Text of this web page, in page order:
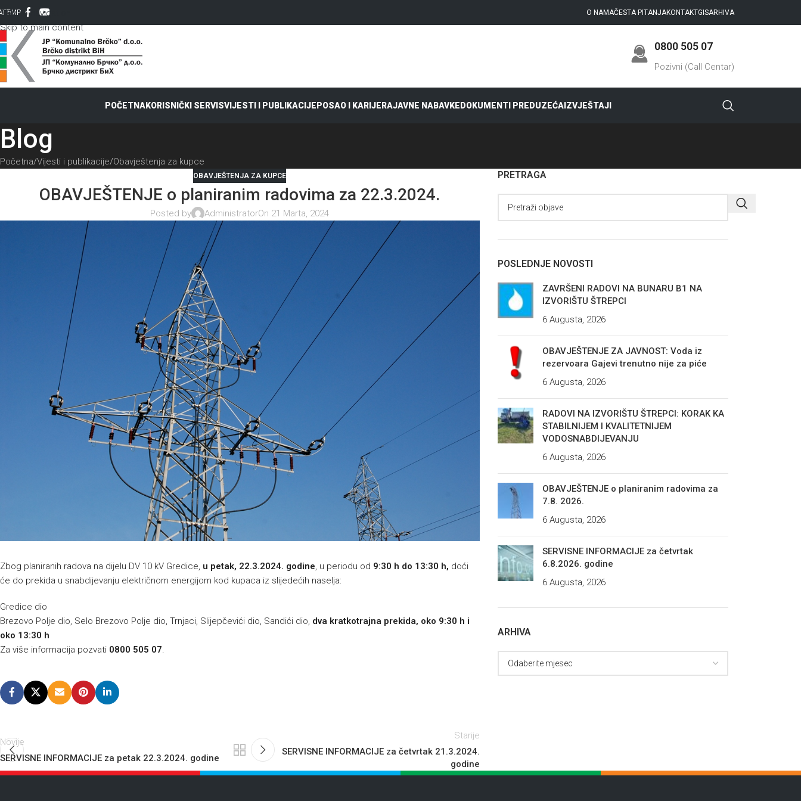
Skip to navigation
Skip to main content
ЋИР O NAMAČESTA PITANJAKONTAKTGISARHIVA
0800 505 07
Pozivni (Call Centar)
POČETNAKORISNIČKI SERVISVIJESTI I PUBLIKACIJEPOSAO I KARIJERAJAVNE NABAVKEDOKUMENTI PREDUZEĆAIZVJEŠTAJI
Blog
Početna Vijesti i publikacije Obavještenja za kupce
OBAVJEŠTENJA ZA KUPCE
OBAVJEŠTENJE o planiranim radovima za 22.3.2024.
Posted by AdministratorOn 21 Marta, 2024
Zbog planiranih radova na dijelu DV 10 kV Gredice, u petak, 22.3.2024. godine, u periodu od 9:30 h do 13:30 h, doći
će do prekida u snabdijevanju električnom energijom kod kupaca iz slijedećih naselja:
Gredice dio
Brezovo Polje dio, Selo Brezovo Polje dio, Trnjaci, Slijepčevići dio, Sandići dio, dva kratkotrajna prekida, oko 9:30 h i
oko 13:30 h
Za više informacija pozvati 0800 505 07.
Novije
SERVISNE INFORMACIJE za petak 22.3.2024. godine
Starije
SERVISNE INFORMACIJE za četvrtak 21.3.2024.
godine
PRETRAGA
POSLEDNJE NOVOSTI
ZAVRŠENI RADOVI NA BUNARU B1 NA
IZVORIŠTU ŠTREPCI
6 Augusta, 2026
OBAVJEŠTENJE ZA JAVNOST: Voda iz
rezervoara Gajevi trenutno nije za piće
6 Augusta, 2026
RADOVI NA IZVORIŠTU ŠTREPCI: KORAK KA
STABILNIJEM I KVALITETNIJEM
VODOSNABDIJEVANJU
6 Augusta, 2026
OBAVJEŠTENJE o planiranim radovima za
7.8. 2026.
6 Augusta, 2026
SERVISNE INFORMACIJE za četvrtak
6.8.2026. godine
6 Augusta, 2026
ARHIVA